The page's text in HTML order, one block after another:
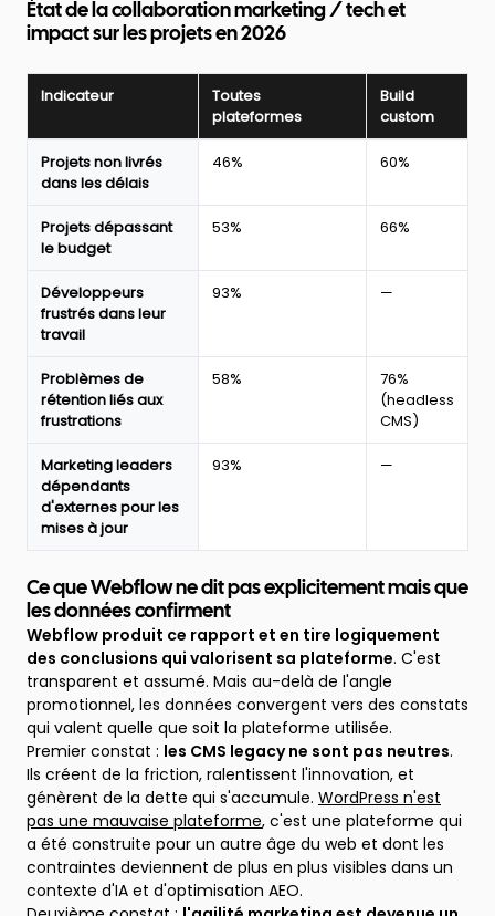
État de la collaboration marketing / tech et
impact sur les projets en 2026
de
marketing
sur
livraison
projets
web
en
selon
rapport
Webflow
Indicateur
Toutes
plateformes
Build
custom
Projets non livrés
dans les délais
46% 60%
Projets dépassant
le budget
53% 66%
Développeurs
frustrés dans leur
travail
93% —
Problèmes de
rétention liés aux
frustrations
58%
76%
(headless
CMS)
Marketing leaders
dépendants
d'externes pour les
mises à jour
93% —
Ce que Webflow ne dit pas explicitement mais que
les données confirment
Webflow produit ce rapport et en tire logiquement
des conclusions qui valorisent sa plateforme. C'est
transparent et assumé. Mais au-delà de l'angle
promotionnel, les données convergent vers des constats
qui valent quelle que soit la plateforme utilisée.
Premier constat : les CMS legacy ne sont pas neutres.
Ils créent de la friction, ralentissent l'innovation, et
génèrent de la dette qui s'accumule. WordPress n'est
pas une mauvaise plateforme, c'est une plateforme qui
a été construite pour un autre âge du web et dont les
contraintes deviennent de plus en plus visibles dans un
contexte d'IA et d'optimisation AEO.